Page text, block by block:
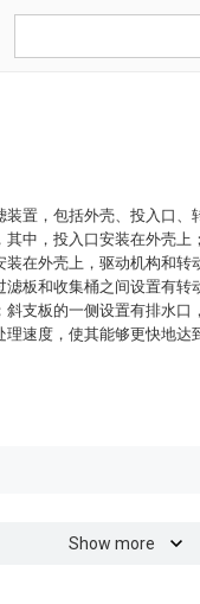
置，包括外壳、投入口、
中，投入口安装在外壳
在外壳上，驱动机构和
板和收集桶之间设置有
支板的一侧设置有排水
速度，使其能够更快地
Show more